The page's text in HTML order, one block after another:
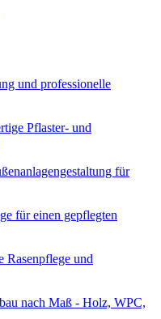
und professionelle
Pflaster- und
für
für einen gepflegten
Rasenpflege und
nach Maß - Holz, WPC,